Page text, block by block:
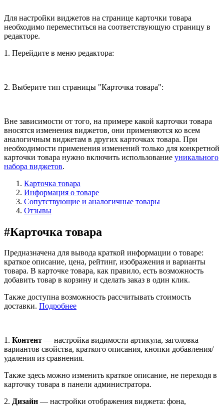
Для настройки виджетов на странице карточки товара
необходимо переместиться на соответствующую страницу в
редакторе.
1. Перейдите в меню редактора:
2. Выберите тип страницы "Карточка товара":
Вне зависимости от того, на примере какой карточки товара
вносятся изменения виджетов, они применяются ко всем
аналогичным виджетам в других карточках товара. При
необходимости применения изменений только для конкретной
карточки товара нужно включить использование уникального
набора виджетов.
Карточка товара
Информация о товаре
Сопутствующие и аналогичные товары
Отзывы
#Карточка товара
Предназначена для вывода краткой информации о товаре:
краткое описание, цена, рейтинг, изображения и варианты
товара. В карточке товара, как правило, есть возможность
добавить товар в корзину и сделать заказ в один клик.
Также доступна возможность рассчитывать стоимость
доставки. Подробнее
1. Контент — настройка видимости артикула, заголовка
вариантов свойства, краткого описания, кнопки добавления/
удаления из сравнения.
Также здесь можно изменить краткое описание, не переходя в
карточку товара в панели администратора.
2. Дизайн — настройки отображения виджета: фона,